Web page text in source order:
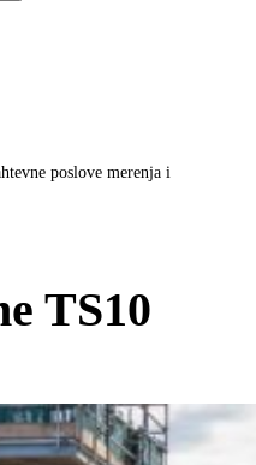
poslove merenja i
TS10